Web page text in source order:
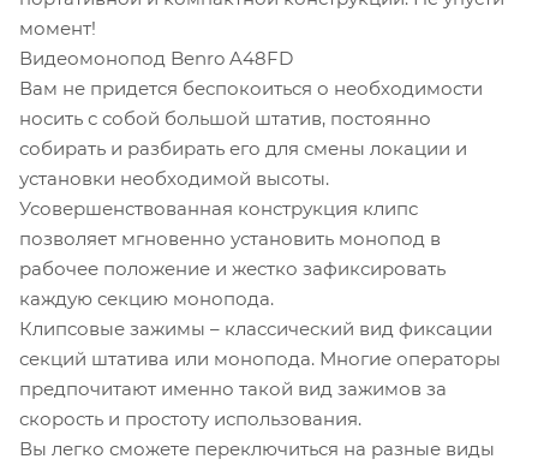
момент!
Видеомонопод Benro A48FD
Вам не придется беспокоиться о необходимости
носить с собой большой штатив, постоянно
собирать и разбирать его для смены локации и
установки необходимой высоты.
Усовершенствованная конструкция клипс
позволяет мгновенно установить монопод в
рабочее положение и жестко зафиксировать
каждую секцию монопода.
Клипсовые зажимы – классический вид фиксации
секций штатива или монопода. Многие операторы
предпочитают именно такой вид зажимов за
скорость и простоту использования.
Вы легко сможете переключиться на разные виды